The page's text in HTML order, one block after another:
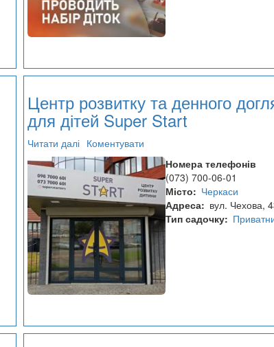
Центр розвитку та денного
для дітей Super Start
Читати даліпро
Центр
розвитку
та
денного
догляду
для
дітей
Super
Start
Коментувати
Номера телефонів
(073) 700-06-01
Місто
Черкаси
Адреса
вул. Чехова,
Тип садочку